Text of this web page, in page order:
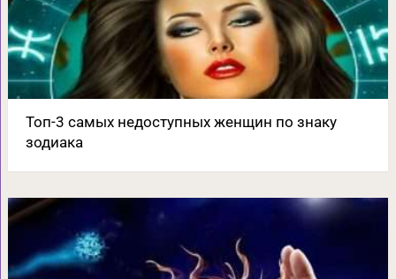
Топ-3 самых недоступных женщин по знаку
зодиака